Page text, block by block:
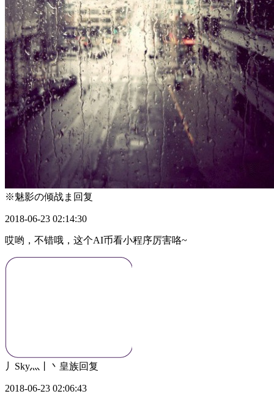
※魅影の倾战ま 回复
2018-06-23 02:14:30
哎哟，不错哦，这个AI币看小程序厉害咯~
丿Sky灬丨丶皇族回复
2018-06-23 02:06:43